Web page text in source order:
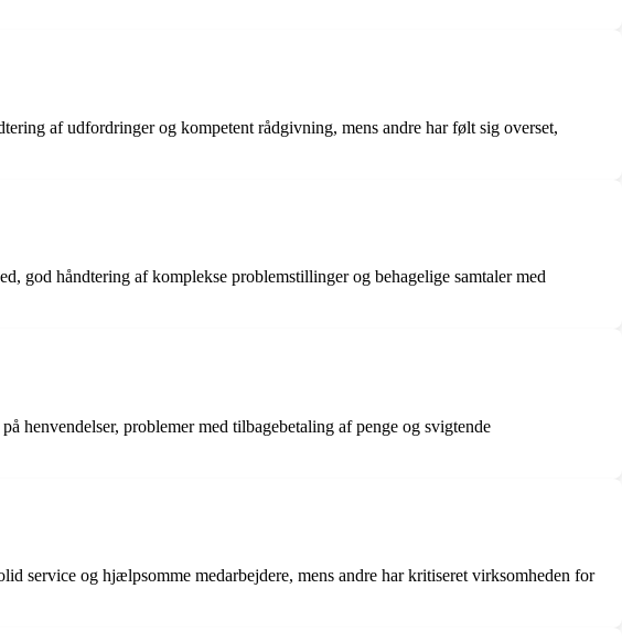
af udfordringer og kompetent rådgivning, mens andre har følt sig overset,
god håndtering af komplekse problemstillinger og behagelige samtaler med
henvendelser, problemer med tilbagebetaling af penge og svigtende
service og hjælpsomme medarbejdere, mens andre har kritiseret virksomheden for